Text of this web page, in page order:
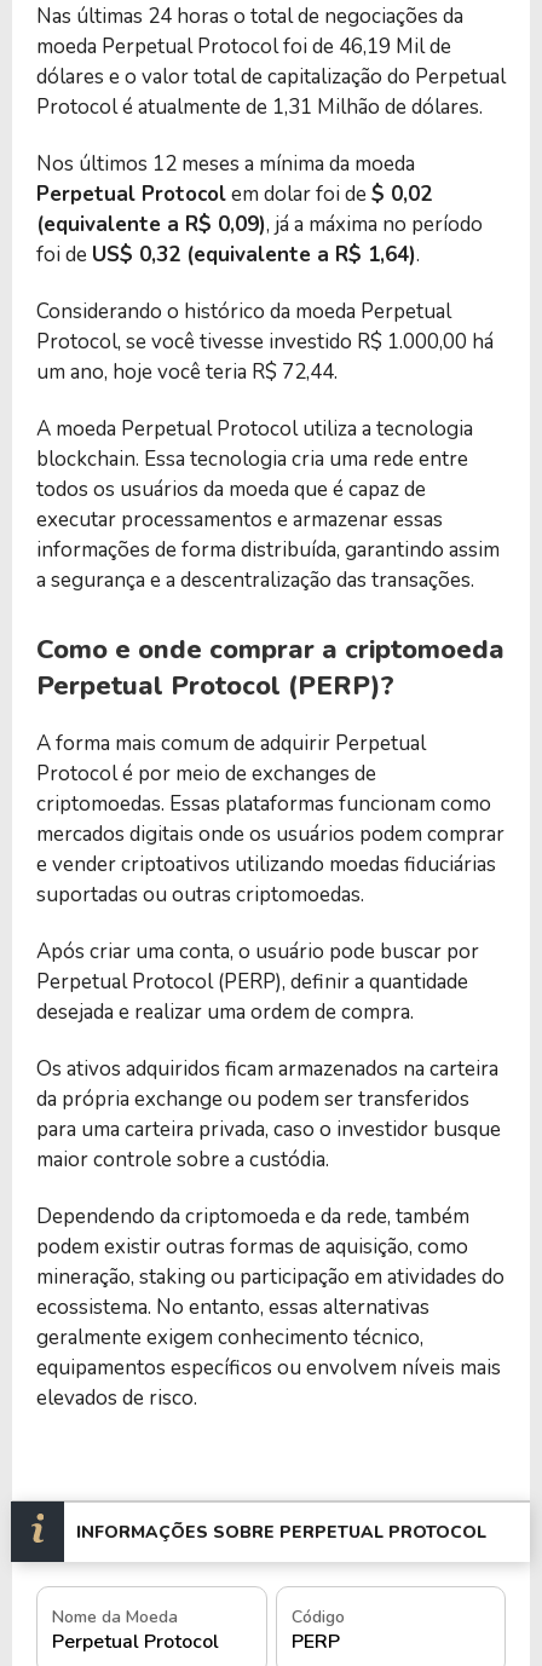
Nas últimas 24 horas o total de negociações da
moeda Perpetual Protocol foi de 46,19 Mil de
dólares e o valor total de capitalização do Perpetual
Protocol é atualmente de 1,31 Milhão de dólares.
Nos últimos 12 meses a mínima da moeda
Perpetual Protocolem dolar foi de $ 0,02
(equivalente a R$ 0,09), já a máxima no período
foi de US$ 0,32 (equivalente a R$ 1,64).
Considerando o histórico da moeda Perpetual
Protocol, se você tivesse investido R$ 1.000,00 há
um ano, hoje você teria R$ 72,44.
A moeda Perpetual Protocol utiliza a tecnologia
blockchain. Essa tecnologia cria uma rede entre
todos os usuários da moeda que é capaz de
executar processamentos e armazenar essas
informações de forma distribuída, garantindo assim
a segurança e a descentralização das transações.
Como e onde comprar a criptomoeda
Perpetual Protocol (PERP)?
A forma mais comum de adquirir Perpetual
Protocol é por meio de exchanges de
criptomoedas. Essas plataformas funcionam como
mercados digitais onde os usuários podem comprar
e vender criptoativos utilizando moedas fiduciárias
suportadas ou outras criptomoedas.
Após criar uma conta, o usuário pode buscar por
Perpetual Protocol (PERP), definir a quantidade
desejada e realizar uma ordem de compra.
Os ativos adquiridos ficam armazenados na carteira
da própria exchange ou podem ser transferidos
para uma carteira privada, caso o investidor busque
maior controle sobre a custódia.
Dependendo da criptomoeda e da rede, também
podem existir outras formas de aquisição, como
mineração, staking ou participação em atividades do
ecossistema. No entanto, essas alternativas
geralmente exigem conhecimento técnico,
equipamentos específicos ou envolvem níveis mais
elevados de risco.
INFORMAÇÕES SOBRE PERPETUAL PROTOCOL
Nome da Moeda
Perpetual Protocol
Código
PERP